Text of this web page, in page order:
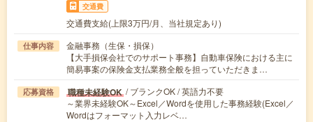
交通費
交通費支給(上限3万円/月、当社規定あり)
仕事内容
金融事務（生保・損保）
【大手損保会社でのサポート事務】自動車保険における主に
簡易事案の保険金支払業務全般を担っていただきま…
応募資格 職種未経験OK / ブランクOK / 英語力不要
～業界未経験OK～Excel／Wordを使用した事務経験(Excel／
Wordはフォーマット入力レベ…